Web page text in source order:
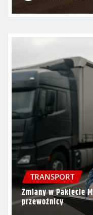
TRANSPORT
Zmiany w Pakiecie
przewoźnicy